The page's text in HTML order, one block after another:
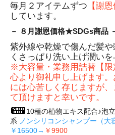
毎月２アイテムずつ 【謝
しています。
－ ８月謝恩価格★SDGs商品
紫外線や乾燥で傷んだ髪
くさっぱり洗い上げ潤い
※大容量・業務用詰替【限
心より御礼申し上げます
には心苦しく存じますが
て頂けますと幸いです。
10種の植物エキス配合♪泡
系 ノンシリコンシャンプー（大
￥16500→ ￥9900